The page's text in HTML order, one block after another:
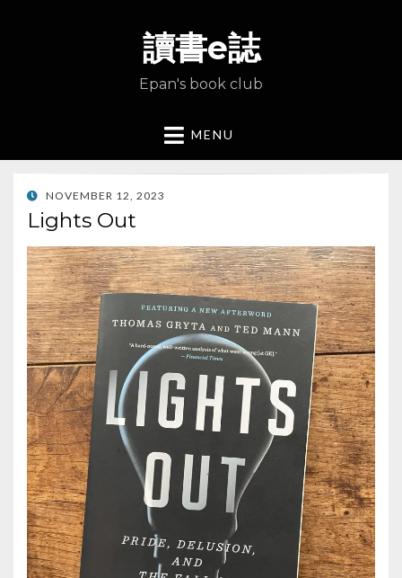
讀書e誌
Epan's book club
MENU
POSTED
ON
NOVEMBER 12, 2023
Lights Out